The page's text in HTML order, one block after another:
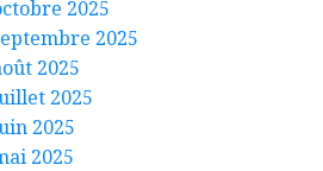
2025
2025
2025
2025
2025
2025